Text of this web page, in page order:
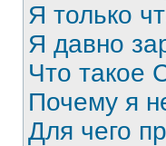
Я только
Я давно
Что такое
Почему я
Для чего